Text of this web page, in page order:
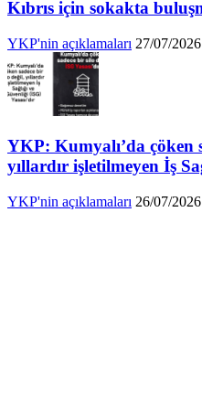
Kıbrıs için sokakta
YKP'nin açıklamaları 27/07/2026
YKP: Kumyalı’da çöken
yıllardır işletilmeyen İş
YKP'nin açıklamaları 26/07/2026